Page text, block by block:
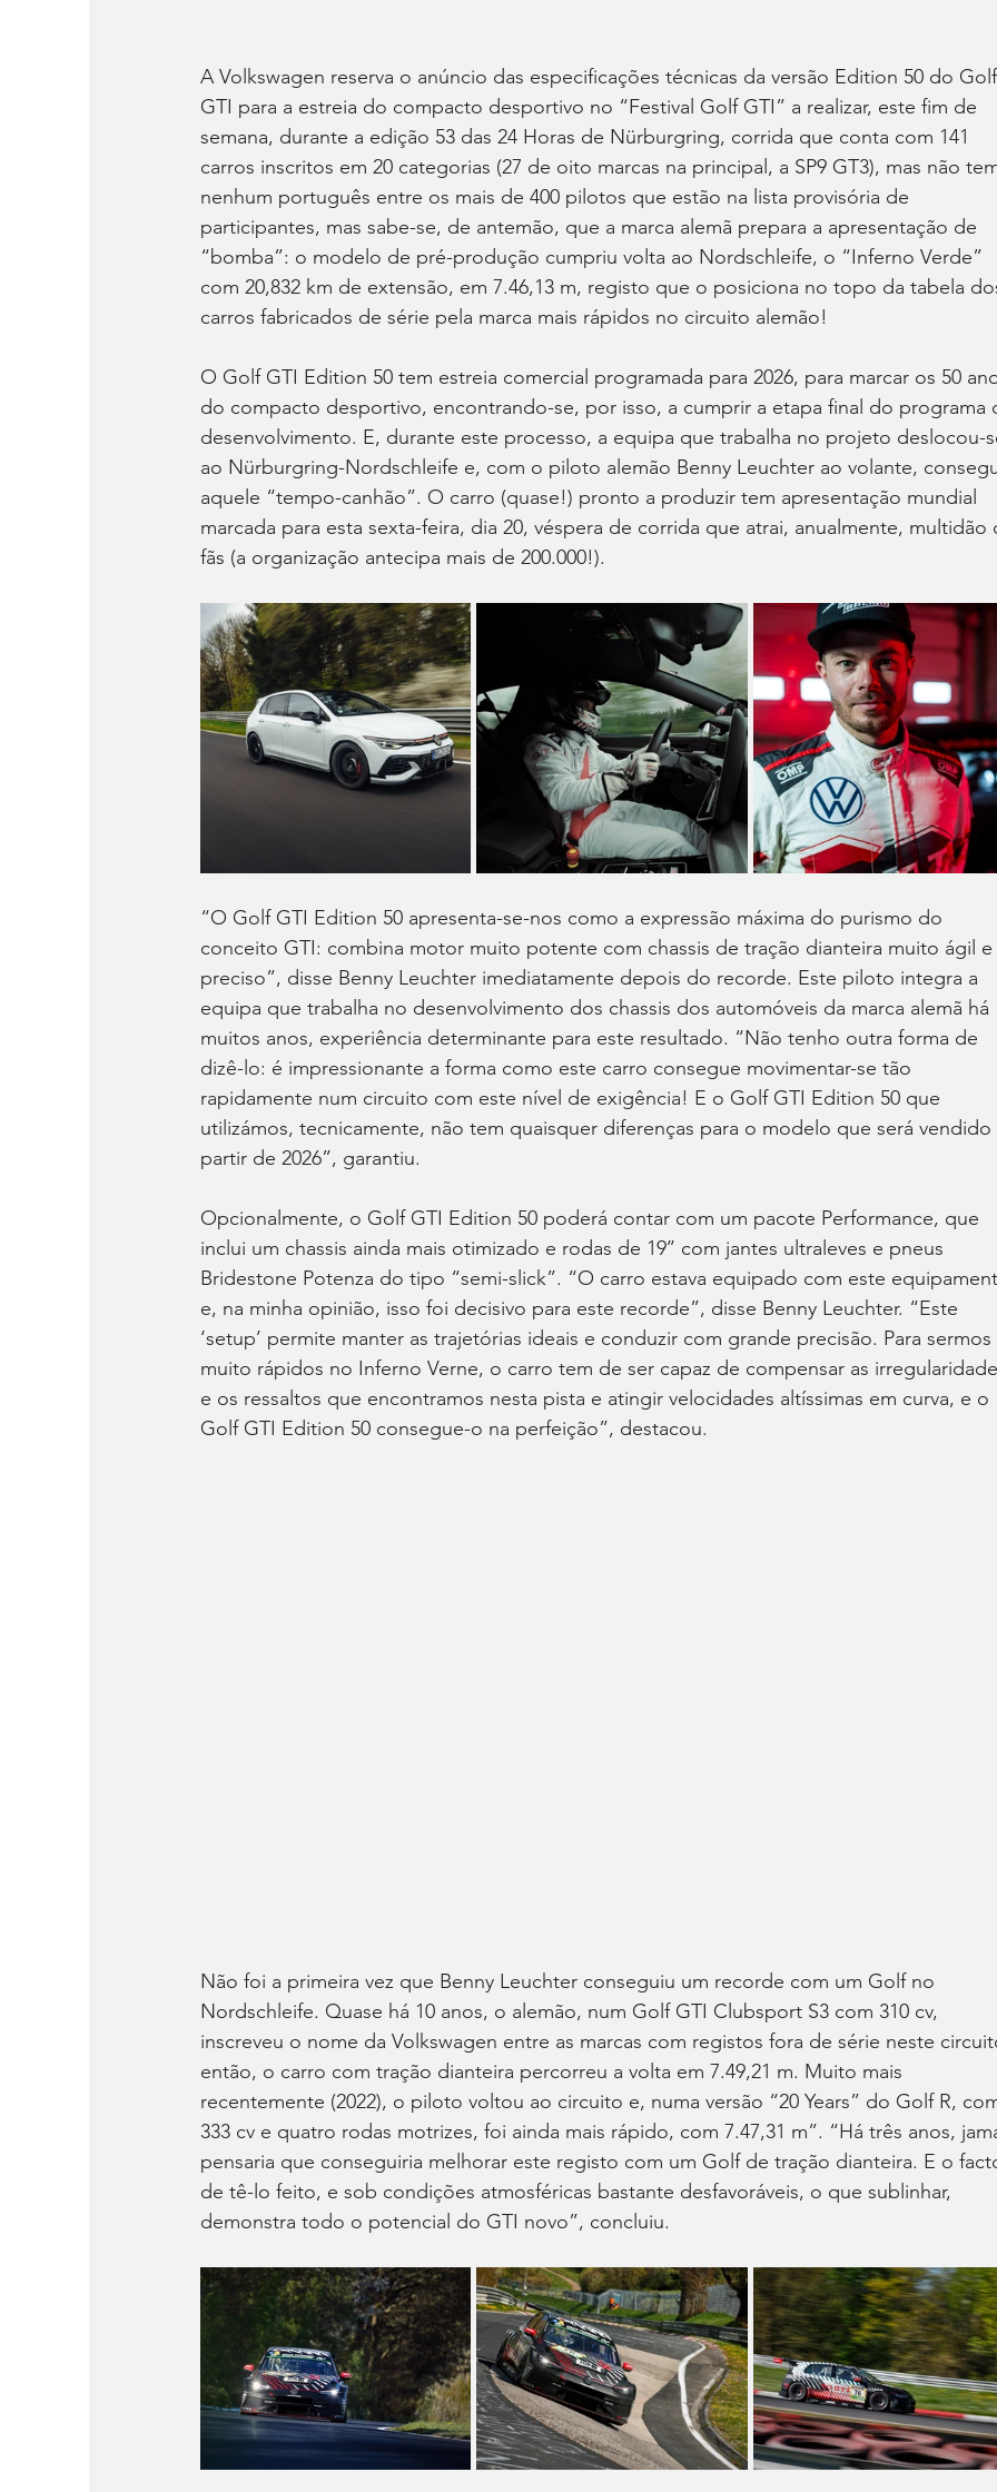
A Volkswagen reserva o anúncio das especificações técnicas da versão Edition 50 do
GTI para a estreia do compacto desportivo no “Festival Golf GTI” a realizar, este fim de
semana, durante a edição 53 das 24 Horas de Nürburgring, corrida que conta com 141
carros inscritos em 20 categorias (27 de oito marcas na principal, a SP9 GT3), mas não
nenhum português entre os mais de 400 pilotos que estão na lista provisória de
participantes, mas sabe-se, de antemão, que a marca alemã prepara a apresentação de
“bomba”: o modelo de pré-produção cumpriu volta ao Nordschleife, o “Inferno Verde”
com 20,832 km de extensão, em 7.46,13 m, registo que o posiciona no topo da tabela
carros fabricados de série pela marca mais rápidos no circuito alemão!
O Golf GTI Edition 50 tem estreia comercial programada para 2026, para marcar os 50
do compacto desportivo, encontrando-se, por isso, a cumprir a etapa final do programa
desenvolvimento. E, durante este processo, a equipa que trabalha no projeto deslocou-
ao Nürburgring-Nordschleife e, com o piloto alemão Benny Leuchter ao volante,
aquele “tempo-canhão”. O carro (quase!) pronto a produzir tem apresentação mundial
marcada para esta sexta-feira, dia 20, véspera de corrida que atrai, anualmente,
fãs (a organização antecipa mais de 200.000!).
“O Golf GTI Edition 50 apresenta-se-nos como a expressão máxima do purismo do
conceito GTI: combina motor muito potente com chassis de tração dianteira muito ágil e
preciso”, disse Benny Leuchter imediatamente depois do recorde. Este piloto integra a
equipa que trabalha no desenvolvimento dos chassis dos automóveis da marca alemã há
muitos anos, experiência determinante para este resultado. “Não tenho outra forma de
dizê-lo: é impressionante a forma como este carro consegue movimentar-se tão
rapidamente num circuito com este nível de exigência! E o Golf GTI Edition 50 que
utilizámos, tecnicamente, não tem quaisquer diferenças para o modelo que será
partir de 2026”, garantiu.
Opcionalmente, o Golf GTI Edition 50 poderá contar com um pacote Performance, que
inclui um chassis ainda mais otimizado e rodas de 19’’ com jantes ultraleves e pneus
Bridestone Potenza do tipo “semi-slick”. “O carro estava equipado com este
e, na minha opinião, isso foi decisivo para este recorde”, disse Benny Leuchter. “Este
‘setup’ permite manter as trajetórias ideais e conduzir com grande precisão. Para sermos
muito rápidos no Inferno Verne, o carro tem de ser capaz de compensar as
e os ressaltos que encontramos nesta pista e atingir velocidades altíssimas em curva, e o
Golf GTI Edition 50 consegue-o na perfeição”, destacou.
Não foi a primeira vez que Benny Leuchter conseguiu um recorde com um Golf no
Nordschleife. Quase há 10 anos, o alemão, num Golf GTI Clubsport S3 com 310 cv,
inscreveu o nome da Volkswagen entre as marcas com registos fora de série neste
então, o carro com tração dianteira percorreu a volta em 7.49,21 m. Muito mais
recentemente (2022), o piloto voltou ao circuito e, numa versão “20 Years” do Golf R,
333 cv e quatro rodas motrizes, foi ainda mais rápido, com 7.47,31 m”. “Há três anos,
pensaria que conseguiria melhorar este registo com um Golf de tração dianteira. E o
de tê-lo feito, e sob condições atmosféricas bastante desfavoráveis, o que sublinhar,
demonstra todo o potencial do GTI novo”, concluiu.